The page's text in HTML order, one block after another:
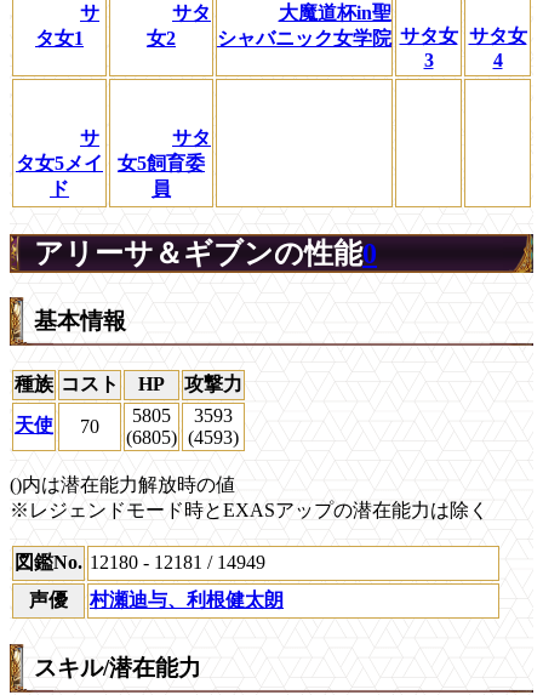
サ
タ女1
サタ
女2
大魔道杯in聖
シャバニック女学院 サタ女
3
サタ女
4
サ
タ女5メイ
ド
サタ
女5飼育委
員
アリーサ＆ギブンの性能0
基本情報
種族 コスト HP
攻撃力
天使
70
5805
(6805)
3593
(4593)
()内は潜在能力解放時の値
※レジェンドモード時とEXASアップの潜在能力は除く
図鑑No. 12180 - 12181 / 14949
声優
村瀬迪与、利根健太朗
スキル/潜在能力